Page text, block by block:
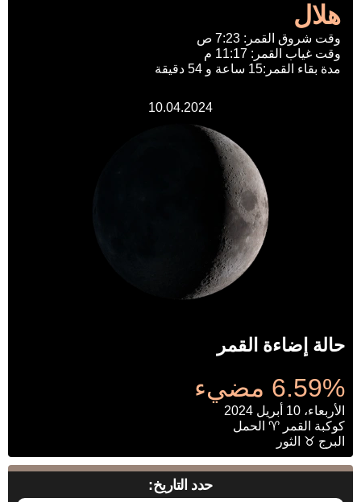
هلال
وقت شروق القمر: 7:23 ص
وقت غياب القمر: 11:17 م
مدة بقاء القمر:15 ساعة و 54 دقيقة
10.04.2024
حالة إضاءة القمر
6.59% مضيء
الأربعاء، 10 أبريل 2024
كوكبة القمر ♈ الحمل
البرج ♉ الثور
حدد التاريخ: